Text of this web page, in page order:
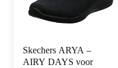
Skechers ARYA –
AIRY DAYS voor